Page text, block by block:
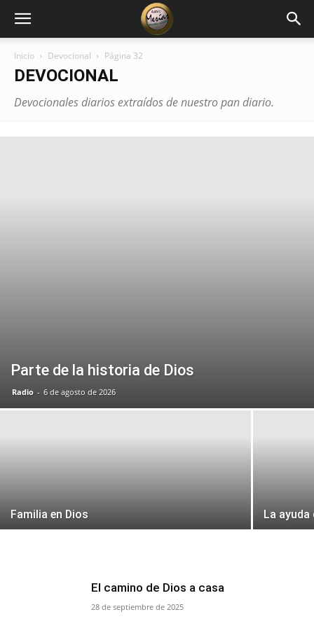
Inicio Devocional Página 32
DEVOCIONAL
Devocionales diarios extraídos de nuestro pan diario.
Parte de la historia de Dios
Radio - 6 de agosto de 2026
Familia en Dios La ayuda
El camino de Dios a casa
28 de septiembre de 2025